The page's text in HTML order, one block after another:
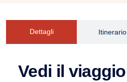
Dettagli Itinerario
Vedi il viaggio